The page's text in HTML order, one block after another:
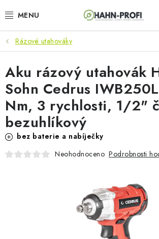
na
KLIMATIZACE
ELEKTROCENTRÁLY
ZAHRADNÍ TECHNIKA
STAVEBNÍ TECHNIKA
AKU NÁŘADÍ
Rázové utahováky
Aku rázový utahovák
Sohn Cedrus
Nm, 3 rychlosti, 1/2"
bezuhlíkový
bez baterie a nabíječky
Neohodnoceno Podrobnosti